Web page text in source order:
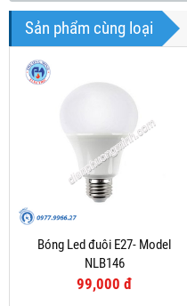
Sản phẩm cùng loại
Bóng Led đuôi E27- Model
NLB146
99,000 đ